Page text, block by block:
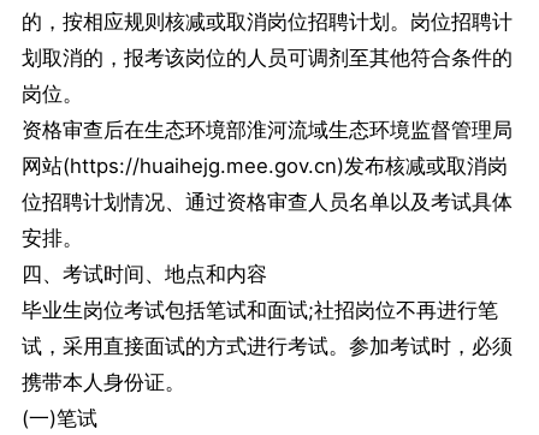
的，按相应规则核减或取消岗位招聘计划。岗位招聘计
划取消的，报考该岗位的人员可调剂至其他符合条件的
岗位。
资格审查后在生态环境部淮河流域生态环境监督管理局
网站(https://huaihejg.mee.gov.cn)发布核减或取消岗
位招聘计划情况、通过资格审查人员名单以及考试具体
安排。
四、考试时间、地点和内容
毕业生岗位考试包括笔试和面试;社招岗位不再进行笔
试，采用直接面试的方式进行考试。参加考试时，必须
携带本人身份证。
(一)笔试